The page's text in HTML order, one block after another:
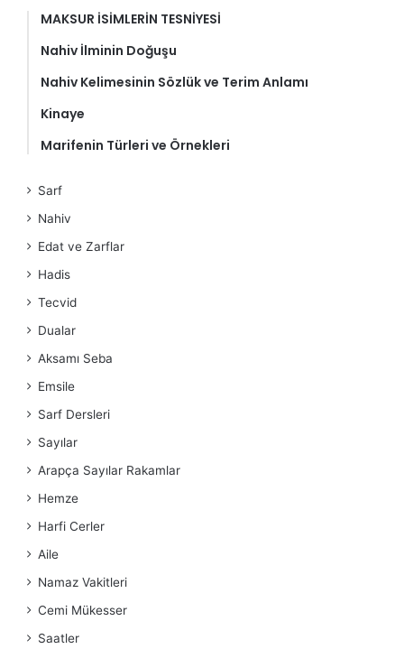
MAKSUR İSİMLERİN TESNİYESİ
Nahiv İlminin Doğuşu
Nahiv Kelimesinin Sözlük ve Terim Anlamı
Kinaye
Marifenin Türleri ve Örnekleri
Sarf
Nahiv
Edat ve Zarflar
Hadis
Tecvid
Dualar
Aksamı Seba
Emsile
Sarf Dersleri
Sayılar
Arapça Sayılar Rakamlar
Hemze
Harfi Cerler
Aile
Namaz Vakitleri
Cemi Mükesser
Saatler